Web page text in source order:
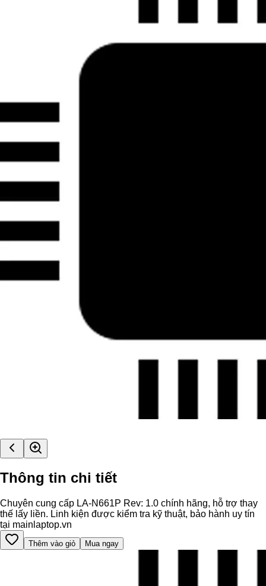
Thông tin chi tiết
Chuyên cung cấp LA-N661P Rev: 1.0 chính hãng, hỗ trợ thay
thế lấy liền. Linh kiện được kiểm tra kỹ thuật, bảo hành uy tín
tại mainlaptop.vn
Thêm vào giỏ Mua ngay